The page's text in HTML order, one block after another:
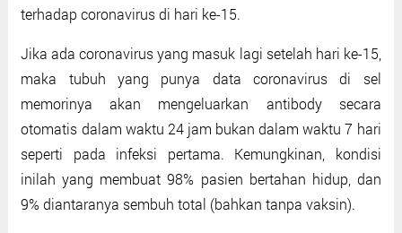
terhadap coronavirus di hari ke-15.
Jika ada coronavirus yang masuk lagi setelah hari ke-15,
maka tubuh yang punya data coronavirus di sel
memorinya akan mengeluarkan antibody secara
otomatis dalam waktu 24 jam bukan dalam waktu 7 hari
seperti pada infeksi pertama. Kemungkinan, kondisi
inilah yang membuat 98% pasien bertahan hidup, dan
9% diantaranya sembuh total (bahkan tanpa vaksin).